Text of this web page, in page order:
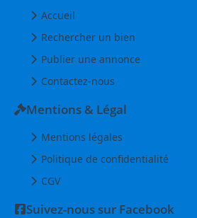
Accueil
Rechercher un bien
Publier une annonce
Contactez-nous
Mentions & Légal
Mentions légales
Politique de confidentialité
CGV
Suivez-nous sur Facebook